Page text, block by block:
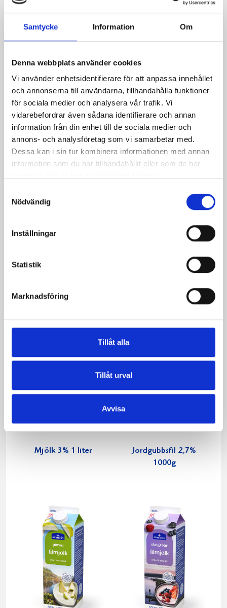
Samtycke Information Om
Denna webbplats använder cookies
Vi använder enhetsidentifierare för att anpassa innehållet
och annonserna till användarna, tillhandahålla funktioner
för sociala medier och analysera vår trafik. Vi
vidarebefordrar även sådana identifierare och annan
information från din enhet till de sociala medier och
annons- och analysföretag som vi samarbetar med.
Dessa kan i sin tur kombinera informationen med annan
information som du har tillhandahållit eller som de har
Nödvändig
Inställningar
Statistik
Marknadsföring
Tillåt alla
Tillåt urval
Avvisa
Färsbiffar med
lökröra
Köttfärslimpa med
smak av ananas
Produkter i receptet:
Mjölken Eko 3%
Mellanmjölk
1,5% laktosfri 3dl
Mjölk 3% 1 liter
Jordgubbsfil 2,7%
1000g